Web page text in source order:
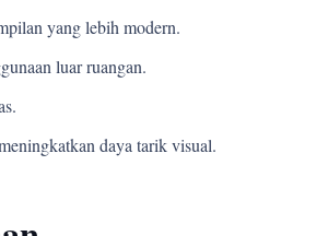
yang lebih modern.
luar ruangan.
daya tarik visual.